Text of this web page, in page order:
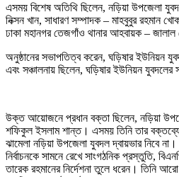
এসময় বিশেষ অতিথি ছিলেন, নড়িয়া উপজেলা
নিক্সন খান, সাধারণ সম্পাদক – মাহবুবুর রহমান
ঢাকা মহানগর তেজগাঁও থানার আহবায়ক – জালাল
অনুষ্ঠানের সভাপতিত্ব করেন, ঘড়িষার ইউনিয়ন
এবং সঞ্চালনায় ছিলেন, ঘড়িষার ইউনিয়ন
উক্ত আয়োজনে প্রধান বক্তা ছিলেন, নড়িয়া
শফিকুল ইসলাম শান্ত। এসময় তিনি তার বক্তব্যে
ঝামেলা নড়িয়া উপজেলা যুবদল দ্বায়ভার নিবে
নির্বাচনকে সামনে রেখে সাংগঠনিক প্রস্তুতি,
তারেক রহমানের নির্দেশনা তুলে ধরেন। তিনি